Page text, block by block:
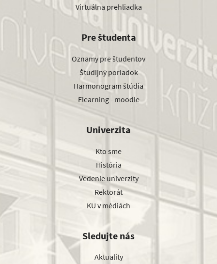
Virtuálna prehliadka
Pre študenta
Oznamy pre študentov
Študijný poriadok
Harmonogram štúdia
Elearning - moodle
Univerzita
Kto sme
História
Vedenie univerzity
Rektorát
KU v médiách
Sledujte nás
Aktuality